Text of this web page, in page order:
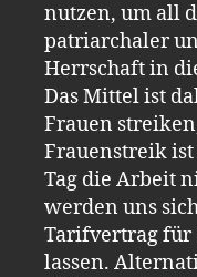
nutzen, um all
patriarchaler
Herrschaft in
Das Mittel ist
Frauen
Frauenstreik
Tag die Arbeit
werden uns
Tarifvertrag für
lassen.